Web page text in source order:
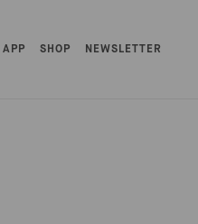
APP SHOP NEWSLETTER